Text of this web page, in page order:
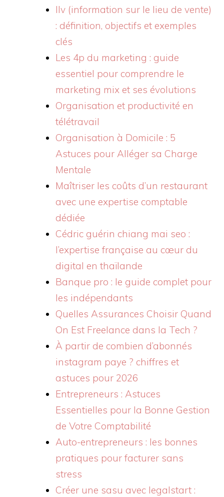
Ilv (information sur le lieu de vente)
: définition, objectifs et exemples
clés
Les 4p du marketing : guide
essentiel pour comprendre le
marketing mix et ses évolutions
Organisation et productivité en
télétravail
Organisation à Domicile : 5
Astuces pour Alléger sa Charge
Mentale
Maîtriser les coûts d’un restaurant
avec une expertise comptable
dédiée
Cédric guérin chiang mai seo :
l’expertise française au cœur du
digital en thaïlande
Banque pro : le guide complet pour
les indépendants
Quelles Assurances Choisir Quand
On Est Freelance dans la Tech ?
À partir de combien d’abonnés
instagram paye ? chiffres et
astuces pour 2026
Entrepreneurs : Astuces
Essentielles pour la Bonne Gestion
de Votre Comptabilité
Auto-entrepreneurs : les bonnes
pratiques pour facturer sans
stress
Créer une sasu avec legalstart :